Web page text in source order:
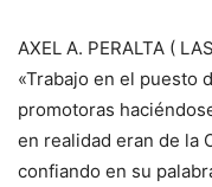
AXEL A. PERALTA (
«Trabajo en el puesto
promotoras
en realidad eran de la
confiando en su